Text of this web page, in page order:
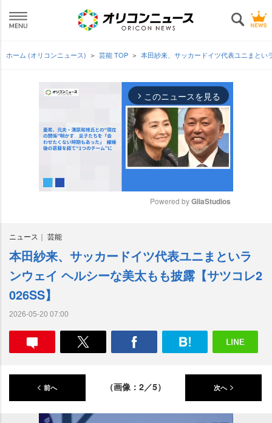
ホーム (オリコンニュース) 芸能 TOP 本田紗来、サッカードイツ代表ユニまと
arrow_forward_ios このニュースを見る
e
Powered by GliaStudios
ニュース 芸能
本田紗来、サッカードイツ代表ユニまといラ
ンウェイ ヘルシーな美太もも披露【サツコレ2
026SS】
2026-05-20 07:00
前へ （画像：2／5） 次へ